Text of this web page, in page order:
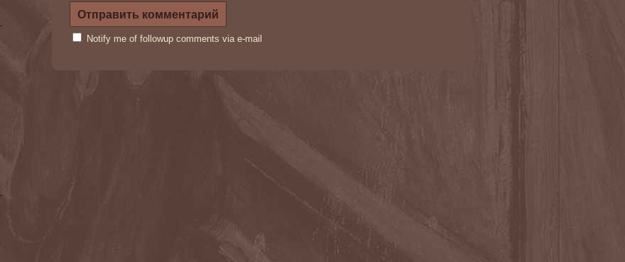
Notify me of followup comments via e-mail